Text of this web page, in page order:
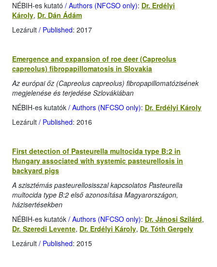
NÉBIH-es kutató / Authors (NFCSO only): Dr. Erdélyi
Károly, Dr. Dán Ádám
Lezárult / Published: 2017
Emergence and expansion of roe deer (Capreolus
capreolus) fibropapillomatosis in Slovakia
Az európai őz (Capreolus capreolus) fibropapillomatózisének
megjelenése és terjedése Szlovákiában
NÉBIH-es kutatók / Authors (NFCSO only): Dr. Erdélyi Károly
Lezárult / Published: 2016
First detection of Pasteurella multocida type B:2 in
Hungary associated with systemic pasteurellosis in
backyard pigs
A szisztémás pasteurellosisszal kapcsolatos Pasteurella
multocida type B:2 első azonosítása Magyarországon,
házisertésekben
NÉBIH-es kutatók / Authors (NFCSO only): Dr. Jánosi Szilárd,
Dr. Szeredi Levente, Dr. Erdélyi Károly, Dr. Tóth Gergely
Lezárult / Published: 2015